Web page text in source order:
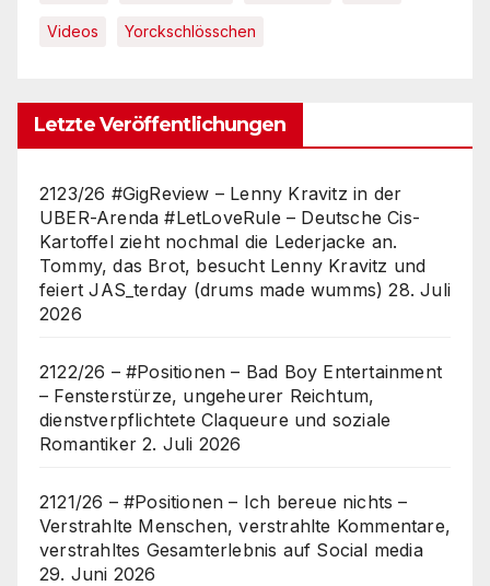
Videos Yorckschlösschen
Letzte Veröffentlichungen
2123/26 #GigReview – Lenny Kravitz in der
UBER-Arenda #LetLoveRule – Deutsche Cis-
Kartoffel zieht nochmal die Lederjacke an.
Tommy, das Brot, besucht Lenny Kravitz und
feiert JAS_terday (drums made wumms) 28. Juli
2026
2122/26 – #Positionen – Bad Boy Entertainment
– Fensterstürze, ungeheurer Reichtum,
dienstverpflichtete Claqueure und soziale
Romantiker 2. Juli 2026
2121/26 – #Positionen – Ich bereue nichts –
Verstrahlte Menschen, verstrahlte Kommentare,
verstrahltes Gesamterlebnis auf Social media
29. Juni 2026